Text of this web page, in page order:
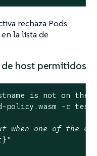
rechaza Pods
la lista de
de host permitidos
is not on
policy.wasm -r
one of the
"